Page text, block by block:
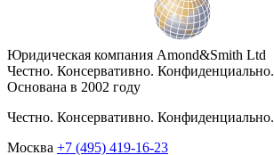
Юридическая компания Amond&Smith Ltd
Честно. Консервативно. Конфиденциально.
Основана в 2002 году
Честно. Консервативно. Конфиденциально.
Москва +7 (495) 419-16-23